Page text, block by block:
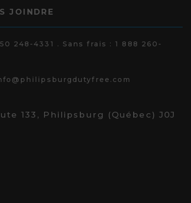
JOINDRE
248-4331 . Sans frais :1 888 260-
133, Philipsburg (Québec) J0J